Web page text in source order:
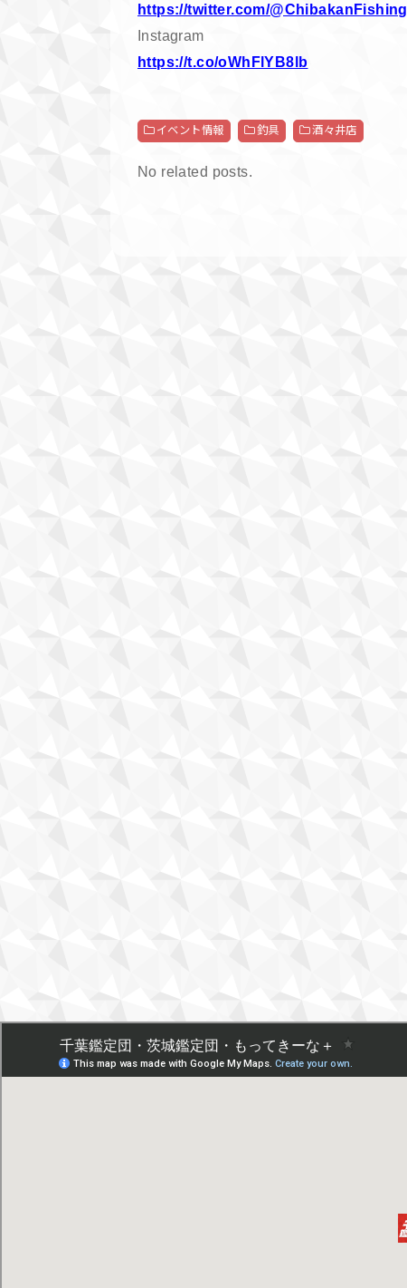
https://twitter.com/@ChibakanFishing
Instagram
https://t.co/oWhFlYB8lb
イベント情報 釣具 酒々井店
No related posts.